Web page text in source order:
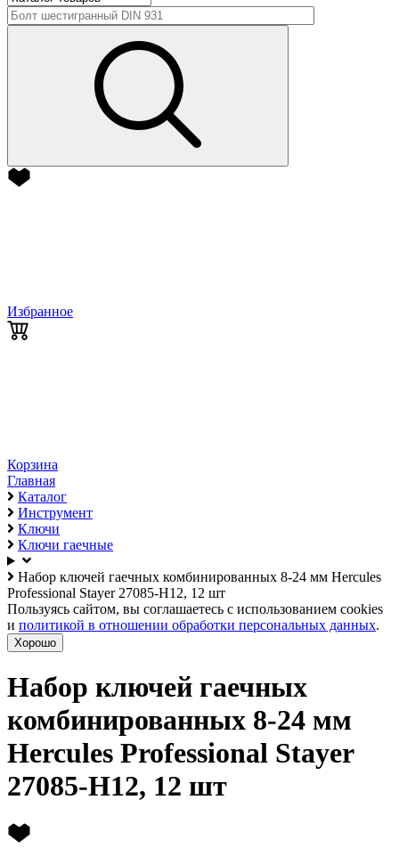
Избранное
Корзина
Главная
Каталог
Инструмент
Ключи
Ключи гаечные
Набор ключей гаечных комбинированных 8-24 мм Hercules
Professional Stayer 27085-H12, 12 шт
Пользуясь сайтом, вы соглашаетесь с использованием cookies
и политикой в отношении обработки персональных данных.
Хорошо
Набор ключей гаечных
комбинированных 8-24 мм
Hercules Professional Stayer
27085-H12, 12 шт